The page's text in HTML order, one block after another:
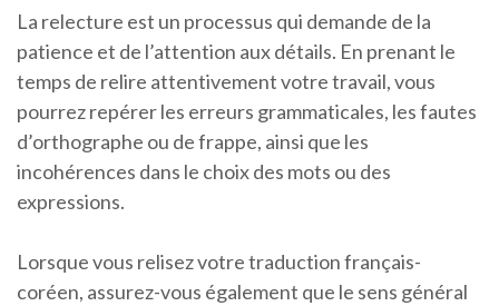
La relecture est un processus qui demande de la
patience et de l’attention aux détails. En prenant le
temps de relire attentivement votre travail, vous
pourrez repérer les erreurs grammaticales, les fautes
d’orthographe ou de frappe, ainsi que les
incohérences dans le choix des mots ou des
expressions.
Lorsque vous relisez votre traduction français-
coréen, assurez-vous également que le sens général